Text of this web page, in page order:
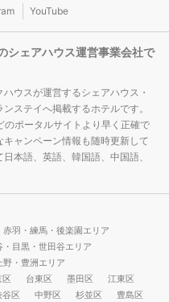
YouTube
シェアハウス運営事業会社で
ウスが運営するシェアハウス・
ステイへ掲載するホテルです。
のポータルサイトより早く正確で
ャンペーン情報も随時更新して
本語、英語、韓国語、中国語、
赤羽・練馬・後楽園エリア
・目黒・世田谷エリア
野・豊洲エリア
区 台東区 墨田区
江東区
谷区 中野区 杉並区
豊島区